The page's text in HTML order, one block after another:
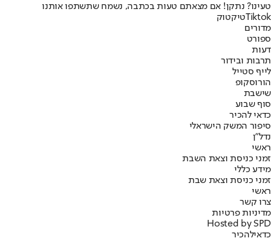
טעינו? נתקן! אם מצאתם טעות בכתבה, נשמח שתשתפו אותנו
Tiktokטיקטוק
מדורים
ספורט
דעות
תרבות ובידור
לייף סטייל
הורוסקופ
שישבת
סוף שבוע
כדאי להכיר
סיפור המשק הישראלי
נדל"ן
ראשי
זמני כניסת וצאת השבת
מידע כללי
זמני כניסת וצאת שבת
ראשי
צרו קשר
מדיניות פרטיות
Hosted by SPD
כדאילהכיר